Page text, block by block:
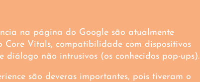
na página do Google são atualmente
Core Vitals, compatibilidade com dispositivos
diálogo não intrusivos (os conhecidos pop-ups).
são deveras importantes, pois tiveram o